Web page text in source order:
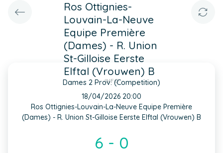
Ros Ottignies-
Louvain-La-Neuve
Equipe Première
(Dames) - R. Union
St-Gilloise Eerste
Elftal (Vrouwen) B
Dames 2 Prov. (Competition)
INFO
18/04/2026 20:00
Ros Ottignies-Louvain-La-Neuve Equipe Première
(Dames) - R. Union St-Gilloise Eerste Elftal (Vrouwen) B
6 - 0